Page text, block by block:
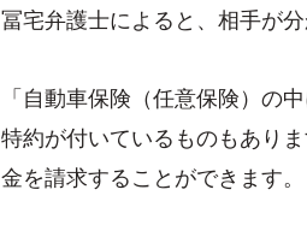
冨宅弁護士によると、相手が
「自動車保険（任意保険）の
特約が付いているものもあり
金を請求することができます。